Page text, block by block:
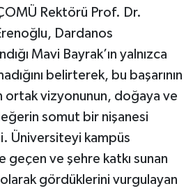
Rektörü Prof. Dr.
Dardanos
Mavi Bayrak’ın yalnızca
belirterek, bu başarının
ortak vizyonunun, doğaya ve
somut bir nişanesi
Üniversiteyi kampüs
geçen ve şehre katkı sunan
gördüklerini vurgulayan